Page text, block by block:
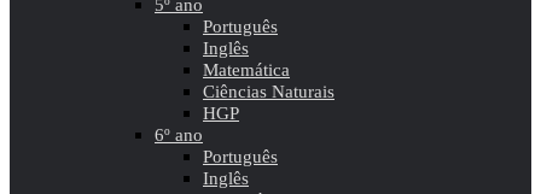
5º ano
Português
Inglês
Matemática
Ciências Naturais
HGP
6º ano
Português
Inglês